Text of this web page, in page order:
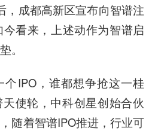
，成都高新区宣布向智谱注
看来，上述动作为智谱启
。
IPO，谁都想争抢这一桂
使轮，中科创星创始合伙
随着智谱IPO推进，行业可